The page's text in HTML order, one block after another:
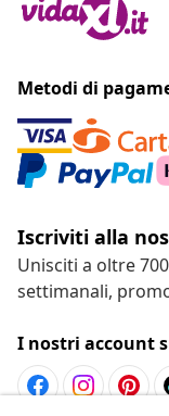
Metodi di
Iscriviti alla
Unisciti a oltre
settimanali,
I nostri account